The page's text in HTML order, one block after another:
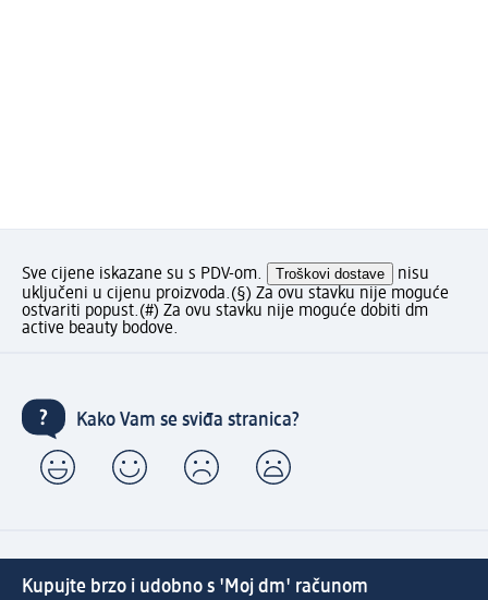
Sve cijene iskazane su s PDV-om. Troškovi dostave
nisu
uključeni u cijenu proizvoda.(§) Za ovu stavku nije moguće
ostvariti popust.(#) Za ovu stavku nije moguće dobiti dm
active beauty bodove.
Kako Vam se sviđa stranica?
Kupujte brzo i udobno s 'Moj dm' računom